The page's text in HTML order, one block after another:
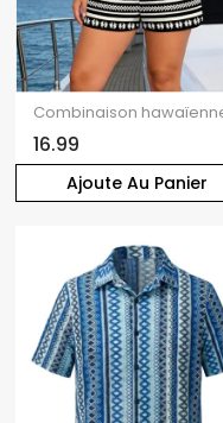
Ajoute Au Panier
16.99